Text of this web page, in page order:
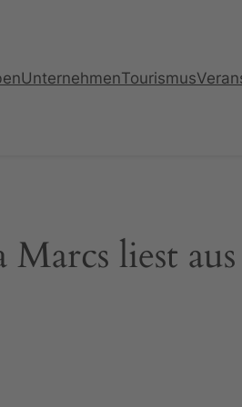
UnternehmenTourismus
liest